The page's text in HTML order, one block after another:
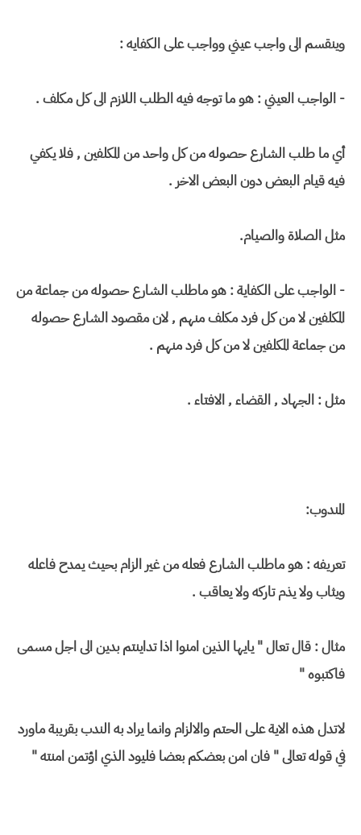
وينقسم الى واجب عيني وواجب على الكفايه :
- الواجب العيني : هو ما توجه فيه الطلب اللازم الى كل مكلف .
أي ما طلب الشارع حصوله من كل واحد من المكلفين , فلا يكفي
فيه قيام البعض دون البعض الاخر .
مثل الصلاة والصيام.
- الواجب على الكفاية : هو ماطلب الشارع حصوله من جماعة من
المكلفين لا من كل فرد مكلف منهم , لان مقصود الشارع حصوله
من جماعة المكلفين لا من كل فرد منهم .
مثل : الجهاد , القضاء , الافتاء .
المندوب:
تعريفه : هو ماطلب الشارع فعله من غير الزام بحيث يمدح فاعله
ويثاب ولا يذم تاركه ولا يعاقب .
مثال : قال تعال " يايها الذين امنوا اذا تداينتم بدين الى اجل مسمى
فاكتبوه "
لاتدل هذه الاية على الحتم والالزام وانما يراد به الندب بقريبة ماورد
في قوله تعالى " فان امن بعضكم بعضا فليود الذي اؤتمن امنته "